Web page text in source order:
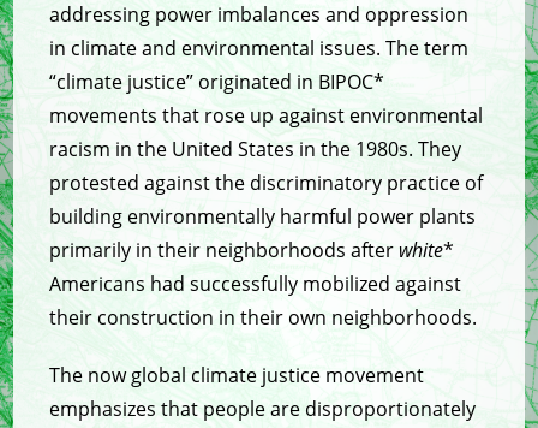
addressing power imbalances and oppression
in climate and environmental issues. The term
“climate justice” originated in BIPOC*
movements that rose up against environmental
racism in the United States in the 1980s. They
protested against the discriminatory practice of
building environmentally harmful power plants
primarily in their neighborhoods after white*
Americans had successfully mobilized against
their construction in their own neighborhoods.
The now global climate justice movement
emphasizes that people are disproportionately